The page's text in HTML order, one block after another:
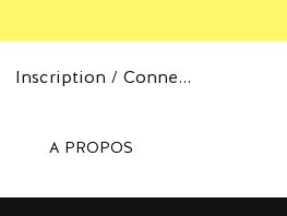
Inscription / Connexion
A PROPOS